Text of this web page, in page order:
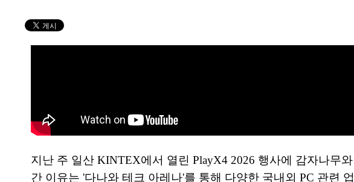
지난 주 일산 KINTEX에서 열린 PlayX4 2026 행사에 감자나무
간 이유는 '다나와 테크 아레나'를 통해 다양한 국내외 PC 관련